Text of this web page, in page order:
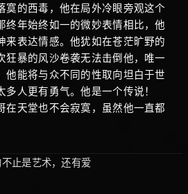
寞的西毒，他在局外冷眼旁观这个
终年始终如一的微妙表情相比，他
来表达情感。他犹如在苍茫旷野的
狂暴的风沙卷袭无法击倒他，唯一
他能将与众不同的性取向坦白于世
人更有勇气。他是一个传说！
在天堂也不会寂寞，虽然他一直都
止是艺术，还有爱